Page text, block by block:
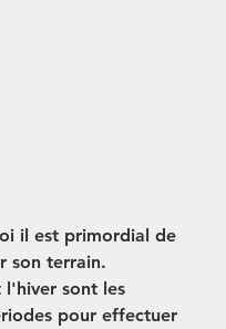
il est primordial de
son terrain.
l'hiver sont les
pour effectuer